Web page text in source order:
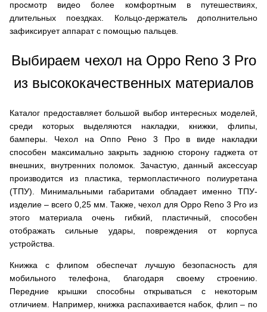
просмотр видео более комфортным в путешествиях,
длительных поездках. Кольцо-держатель дополнительно
зафиксирует аппарат с помощью пальцев.
Выбираем чехол на Oppo Reno 3 Pro
из высококачественных материалов
Каталог предоставляет большой выбор интересных моделей,
среди которых выделяются накладки, книжки, флипы,
бамперы. Чехол на Оппо Рено 3 Про в виде накладки
способен максимально закрыть заднюю сторону гаджета от
внешних, внутренних поломок. Зачастую, данный аксессуар
производится из пластика, термопластичного полиуретана
(ТПУ). Минимальными габаритами обладает именно ТПУ-
изделие – всего 0,25 мм. Также, чехол для Oppo Reno 3 Pro из
этого материала очень гибкий, пластичный, способен
отображать сильные удары, повреждения от корпуса
устройства.
Книжка с флипом обеспечат лучшую безопасность для
мобильного телефона, благодаря своему строению.
Передние крышки способны открываться с некоторым
отличием. Например, книжка распахивается набок, флип – по